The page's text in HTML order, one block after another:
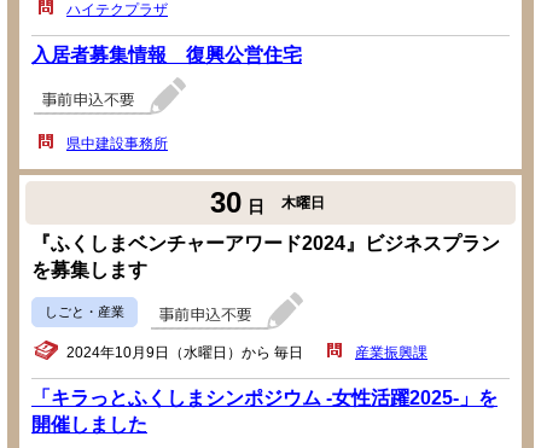
ハイテクプラザ
入居者募集情報 復興公営住宅
県中建設事務所
30 日 木曜日
『ふくしまベンチャーアワード2024』ビジネスプラン
を募集します
しごと・産業
2024年10月9日（水曜日）から 毎日 産業振興課
「キラっとふくしまシンポジウム -女性活躍2025-」を
開催しました